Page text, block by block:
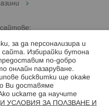
ни:
за да персонализира и
Избирайки бутона
по-добро
онлайн пазаруване.
бисквитки ще окаже
Ви доставяме
искате да научите
УСЛОВИЯ ЗА ПОЛЗВАНЕ И